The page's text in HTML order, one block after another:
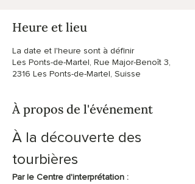
Heure et lieu
La date et l'heure sont à définir
Les Ponts-de-Martel, Rue Major-Benoît 3,
2316 Les Ponts-de-Martel, Suisse
À propos de l'événement
À la découverte des
tourbières
Par le Centre d'interprétation :